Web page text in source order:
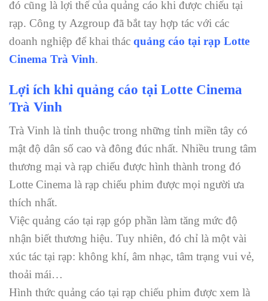
đó cũng là lợi thế của quảng cáo khi được chiếu tại
rạp. Công ty Azgroup đã bắt tay hợp tác với các
doanh nghiệp để khai thác quảng cáo tại rạp Lotte
Cinema Trà Vinh.
Lợi ích khi quảng cáo tại Lotte Cinema
Trà Vinh
Trà Vinh là tỉnh thuộc trong những tỉnh miền tây có
mật độ dân số cao và đông đúc nhất. Nhiều trung tâm
thương mại và rạp chiếu được hình thành trong đó
Lotte Cinema là rạp chiếu phim được mọi người ưa
thích nhất.
Việc quảng cáo tại rạp góp phần làm tăng mức độ
nhận biết thương hiệu. Tuy nhiên, đó chỉ là một vài
xúc tác tại rạp: không khí, âm nhạc, tâm trạng vui vẻ,
thoải mái…
Hình thức quảng cáo tại rạp chiếu phim được xem là